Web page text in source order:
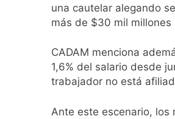
una cautelar alegando
más de $30 mil millones
CADAM menciona
1,6% del salario desde
trabajador no está
Ante este escenario, los